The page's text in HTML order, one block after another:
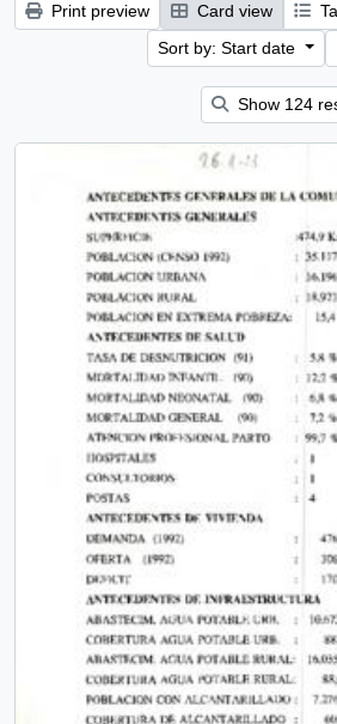
Print preview Card view
Sort by: Start date
Show 124